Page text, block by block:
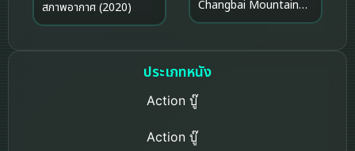
สภาพอากาศ (2020)
Changbai Mountain
Hunter 2 ตำนานนาย
ประเภทหนัง
Action บู๊
Action บู๊